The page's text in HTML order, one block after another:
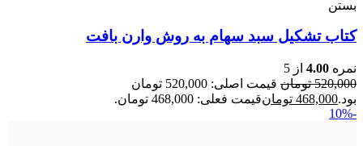
بستن
کتاب تشکیل سبد سهام به روش وارن بافت
نمره 4.00 از 5
520,000 تومان
قیمت اصلی: 520,000 تومان
بود.468,000 تومانقیمت فعلی: 468,000 تومان.
-10%